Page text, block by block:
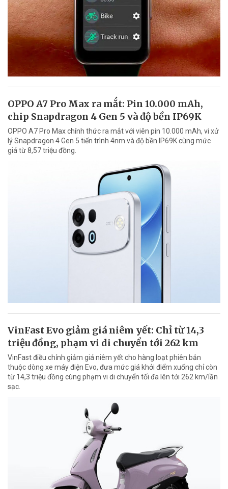
OPPO A7 Pro Max ra mắt: Pin 10.000 mAh,
chip Snapdragon 4 Gen 5 và độ bền IP69K
OPPO A7 Pro Max chính thức ra mắt với viên pin 10.000 mAh, vi xử
lý Snapdragon 4 Gen 5 tiến trình 4nm và độ bền IP69K cùng mức
giá từ 8,57 triệu đồng.
VinFast Evo giảm giá niêm yết: Chỉ từ 14,3
triệu đồng, phạm vi di chuyển tới 262 km
VinFast điều chỉnh giảm giá niêm yết cho hàng loạt phiên bản
thuộc dòng xe máy điện Evo, đưa mức giá khởi điểm xuống chỉ còn
từ 14,3 triệu đồng cùng phạm vi di chuyển tối đa lên tới 262 km/lần
sạc.